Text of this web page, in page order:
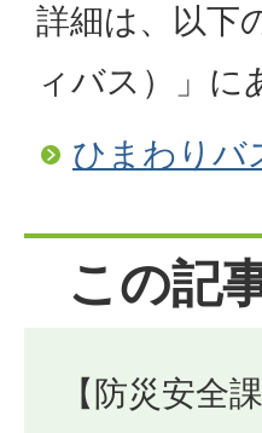
詳細は、以下
ィバス）」に
ひまわりバ
この記
【防災安全